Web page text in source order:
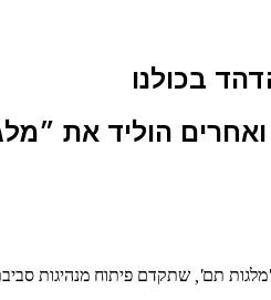
בכולנו
הוליד את
, 'מלגות תם', שתקדם פיתוח מנהיגות